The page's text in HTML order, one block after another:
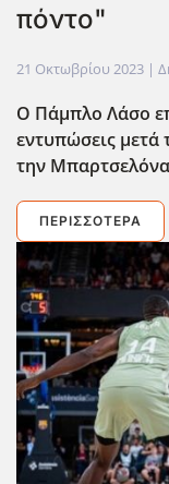
πόντο"
21 Οκτωβρίου 2023 |
Ο Πάμπλο Λάσο
εντυπώσεις
την
ΠΕΡΙΣΣΌΤΕΡΑ